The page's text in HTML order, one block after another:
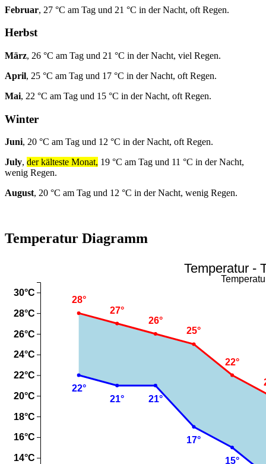
Februar, 27 °C am Tag und 21 °C in der Nacht, oft Regen.
Herbst
März, 26 °C am Tag und 21 °C in der Nacht, viel Regen.
April, 25 °C am Tag und 17 °C in der Nacht, oft Regen.
Mai, 22 °C am Tag und 15 °C in der Nacht, oft Regen.
Winter
Juni, 20 °C am Tag und 12 °C in der Nacht, oft Regen.
July, der kälteste Monat, 19 °C am Tag und 11 °C in der Nacht,
wenig Regen.
August, 20 °C am Tag und 12 °C in der Nacht, wenig Regen.
Temperatur Diagramm